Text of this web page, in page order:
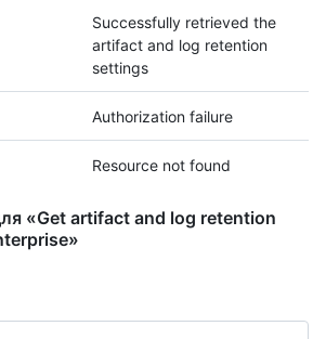
Successfully retrieved the
artifact and log retention
settings
Authorization failure
Resource not found
«Get artifact and log retention